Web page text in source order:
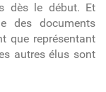
dès le début. Et
des documents
que représentant
autres élus sont